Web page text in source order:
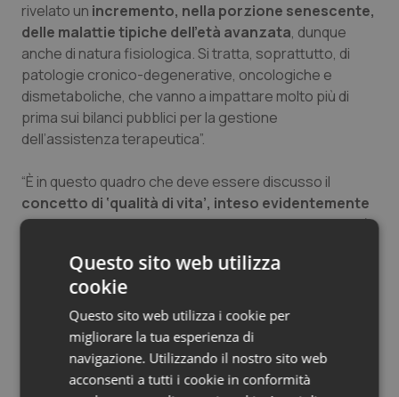
Salute orale & impianti
Sangue & coagulazione
Tiroide
Tumore ovarico
Tumori del Polmone & Testa Collo
Tumori gastrointestinali
Ulcera & Reflusso
Vaccini
rivelato un incremento, nella porzione senescente,
delle malattie tipiche dell’età avanzata, dunque
anche di natura fisiologica. Si tratta, soprattutto, di
patologie cronico-degenerative, oncologiche e
dismetaboliche, che vanno a impattare molto più di
prima sui bilanci pubblici per la gestione
dell’assistenza terapeutica”.
“È in questo quadro che deve essere discusso il
concetto di ‘qualità di vita’, inteso evidentemente
come progetto di prevenzione, che assicuri non più
un’alleanza – ha concluso la Sif – che coinvolga
operatori sanitari, aziende e legislatori nella
rivisitazione di una strategia, da una parte scientifica e
dall’altra di correttivi politici, a lungo termine verso
obiettivi economici che sappiano diventare obiettivi
Questo sito web utilizza
cookie
Questo sito web utilizza i cookie per
migliorare la tua esperienza di
navigazione. Utilizzando il nostro sito web
acconsenti a tutti i cookie in conformità